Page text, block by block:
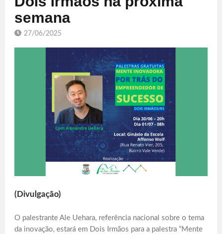
semana
27/06/2025
(Divulgação)
O palestrante Ale Uehara, referência nacional sobre o tema
da inovação, estará em Dois Irmãos para a palestra “Mente